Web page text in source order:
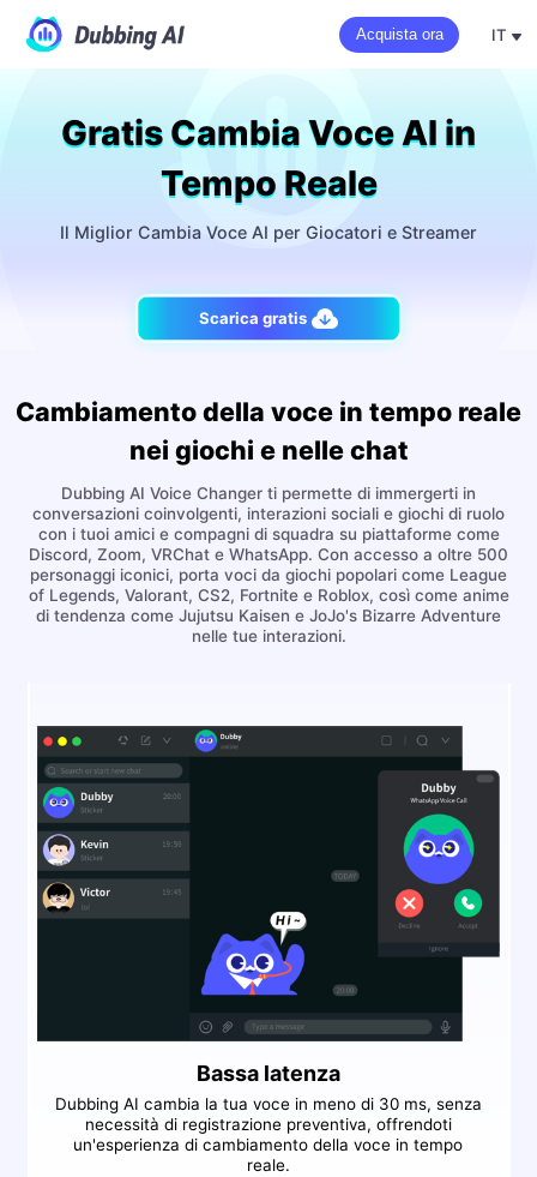
Acquista ora IT
Gratis Cambia Voce AI in
Tempo Reale
Il Miglior Cambia Voce AI per Giocatori e Streamer
Scarica gratis
Cambiamento della voce in tempo reale
nei giochi e nelle chat
Dubbing AI Voice Changer ti permette di immergerti in
conversazioni coinvolgenti, interazioni sociali e giochi di ruolo
con i tuoi amici e compagni di squadra su piattaforme come
Discord, Zoom, VRChat e WhatsApp. Con accesso a oltre 500
personaggi iconici, porta voci da giochi popolari come League
of Legends, Valorant, CS2, Fortnite e Roblox, così come anime
di tendenza come Jujutsu Kaisen e JoJo's Bizarre Adventure
nelle tue interazioni.
Bassa latenza
Dubbing AI cambia la tua voce in meno di 30 ms, senza
necessità di registrazione preventiva, offrendoti
un'esperienza di cambiamento della voce in tempo
reale.